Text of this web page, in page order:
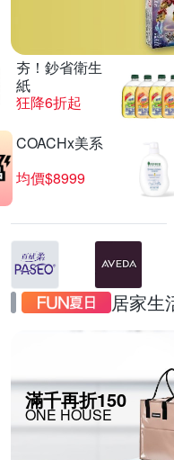
夯！鈔省衛生
紙
狂降6折起
COACHx美系
均價$8999
居家生
滿千再折150
ONE HOUSE